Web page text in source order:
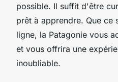
possible. Il suffit d'être
prêt à apprendre. Que ce
ligne, la Patagonie vous
et vous offrira une
inoubliable.